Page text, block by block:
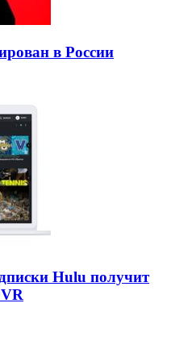
в России
Hulu получит